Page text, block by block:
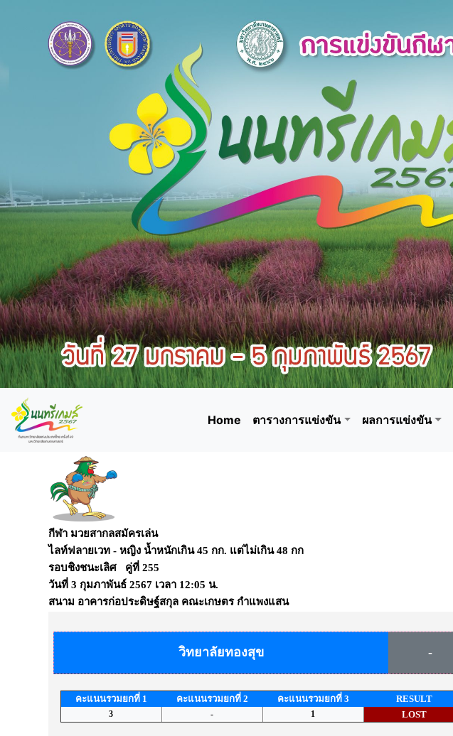
Home ตารางการแข่งขัน ผลการแข่งขัน
กีฬา มวยสากลสมัครเล่น
ไลท์ฟลายเวท - หญิง น้ำหนักเกิน 45 กก. แต่ไม่เกิน 48 กก
รอบชิงชนะเลิศ คู่ที่ 255
วันที่ 3 กุมภาพันธ์ 2567 เวลา 12:05 น.
สนาม อาคารก่อประดิษฐ์สกุล คณะเกษตร กำแพงแสน
วิทยาลัยทองสุข -
คะแนนรวมยกที่ 1 คะแนนรวมยกที่ 2 คะแนนรวมยกที่ 3 RESULT
3 - 1 LOST